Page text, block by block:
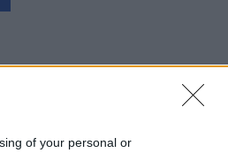
of your personal or